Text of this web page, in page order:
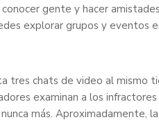
gente y hacer
explorar grupos y eventos
tres chats de video al mismo
examinan a los
más.